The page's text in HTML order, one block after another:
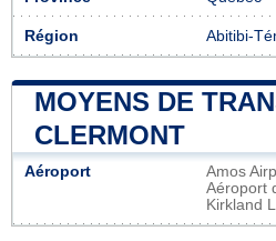
Région Abitibi-
MOYENS DE
CLERMONT
Aéroport Amos
Aéroport
Kirkland